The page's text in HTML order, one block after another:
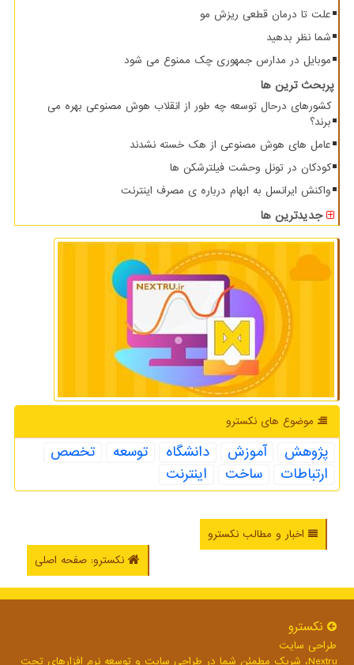
علت تا درمان قطعی ریزش مو
شما نظر بدهید
موبایل در مدارس جمهوری چک ممنوع می شود
پربحث ترین ها
کشورهای درحال توسعه چه طور از انقلاب هوش مصنوعی بهره می
برند؟
عامل های هوش مصنوعی از هک خسته نشدند
کودکان در تونل وحشت فیلترشکن ها
واکنش ایرانسل به ابهام درباره ی مصرف اینترنت
جدیدترین ها
موضوع های نكسترو
پژوهش آموزش دانشگاه توسعه
تخصص
ارتباطات
ساخت اینترنت
اخبار و مطالب نکسترو
نکسترو: صفحه اصلی
نكسترو
طراحی سایت
Nextru، شریک مطمئن شما در طراحی سایت و توسعه نرم افزارهای تحت